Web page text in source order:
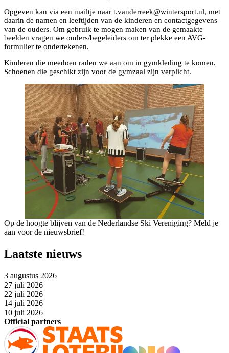
Opgeven kan via een mailtje naar t.vanderreek@wintersport.nl, met
daarin de namen en leeftijden van de kinderen en contactgegevens
van de ouders. Om gebruik te mogen maken van de gemaakte
beelden vragen we ouders/begeleiders om ter plekke een AVG-
formulier te ondertekenen.
Kinderen die meedoen raden we aan om in gymkleding te komen.
Schoenen die geschikt zijn voor de gymzaal zijn verplicht.
Op de hoogte blijven van de Nederlandse Ski Vereniging? Meld je
aan voor de nieuwsbrief!
Laatste nieuws
3 augustus 2026
27 juli 2026
22 juli 2026
14 juli 2026
10 juli 2026
Official partners